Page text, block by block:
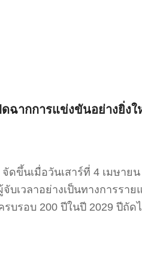
ดฉากการแข่งขันอย่างยิ่ง
ดขึ้นเมื่อวันเสาร์ที่ 4 เมษา
จับเวลาอย่างเป็นทางการ
บรอบ 200 ปีในปี 2029 ปีถั